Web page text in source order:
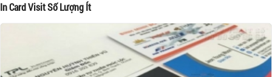
In Card Visit Số Lượng Ít